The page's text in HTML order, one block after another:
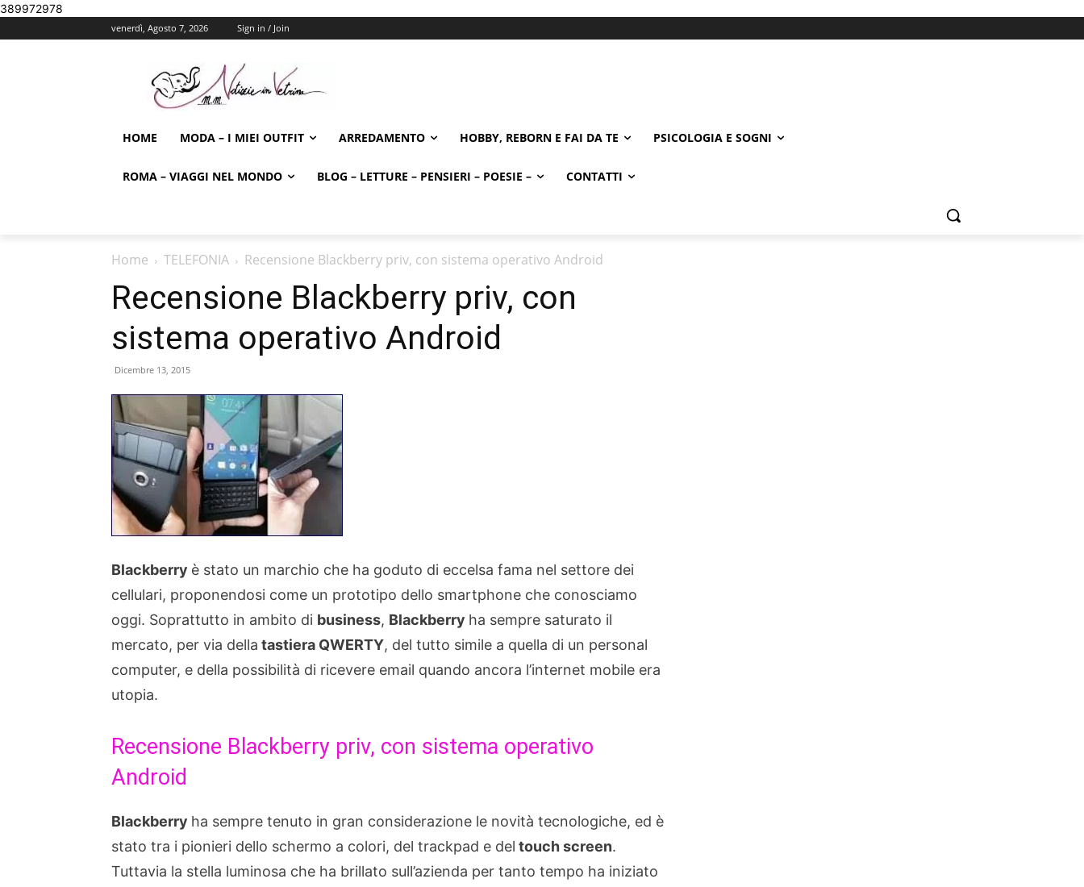
389972978
venerdì, Agosto 7, 2026 Sign in / Join
HOME MODA – I MIEI OUTFIT ARREDAMENTO HOBBY, REBORN E FAI DA TE PSICOLOGIA E SOGNI
ROMA – VIAGGI NEL MONDO BLOG – LETTURE – PENSIERI – POESIE – CONTATTI
Home TELEFONIA Recensione Blackberry priv, con sistema operativo Android
Recensione Blackberry priv, con
sistema operativo Android
Dicembre 13, 2015
Blackberry è stato un marchio che ha goduto di eccelsa fama nel settore dei
cellulari, proponendosi come un prototipo dello smartphone che conosciamo
oggi. Soprattutto in ambito di business, Blackberry ha sempre saturato il
mercato, per via della tastiera QWERTY, del tutto simile a quella di un personal
computer, e della possibilità di ricevere email quando ancora l’internet mobile era
utopia.
Recensione Blackberry priv, con sistema operativo
Android
Blackberry ha sempre tenuto in gran considerazione le novità tecnologiche, ed è
stato tra i pionieri dello schermo a colori, del trackpad e del touch screen.
Tuttavia la stella luminosa che ha brillato sull’azienda per tanto tempo ha iniziato